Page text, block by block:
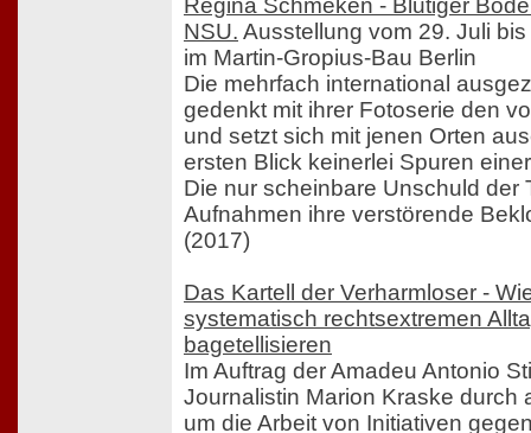
Regina Schmeken - Blutiger
NSU. Ausstellung vom 29. Juli
im Martin-Gropius-Bau Berlin
Die mehrfach international
gedenkt mit ihrer Fotoserie den
und setzt sich mit jenen Orten
ersten Blick keinerlei Spuren
Die nur scheinbare Unschuld der
Aufnahmen ihre verstörende
(2017)
Das Kartell der Verharmloser -
systematisch rechtsextremen
bagetellisieren
Im Auftrag der Amadeu Antonio
Journalistin Marion Kraske durch
um die Arbeit von Initiativen